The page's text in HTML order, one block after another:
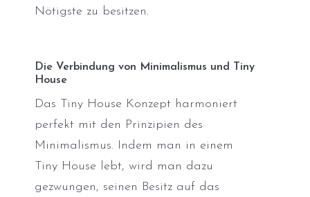
Nötigste zu besitzen.
Die Verbindung von Minimalismus und Tiny
House
Das Tiny House Konzept harmoniert
perfekt mit den Prinzipien des
Minimalismus. Indem man in einem
Tiny House lebt, wird man dazu
gezwungen, seinen Besitz auf das